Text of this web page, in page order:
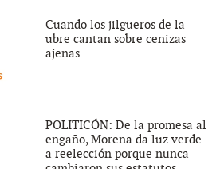
Cuando los jilgueros de la
ubre cantan sobre cenizas
ajenas
POLITICÓN: De la promesa al
engaño, Morena da luz verde
a reelección porque nunca